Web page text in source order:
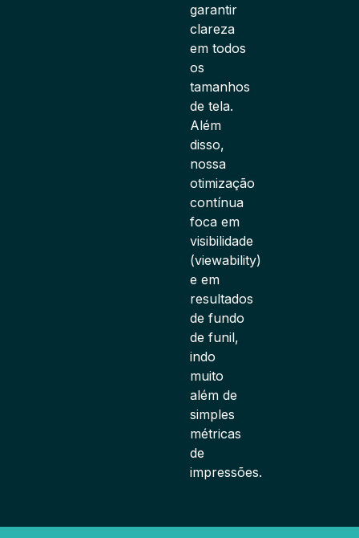
garantir
clareza
em todos
os
tamanhos
de tela.
Além
disso,
nossa
otimização
contínua
foca em
visibilidade
(viewability)
e em
resultados
de fundo
de funil,
indo
muito
além de
simples
métricas
de
impressões.